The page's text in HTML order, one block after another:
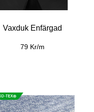
Vaxduk Enfärgad
79 Kr/m